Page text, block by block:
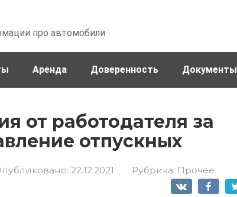
про автомобили
Аренда Доверенность Документы
от работодателя за
отпускных
22.12.2021 Рубрика: Прочее